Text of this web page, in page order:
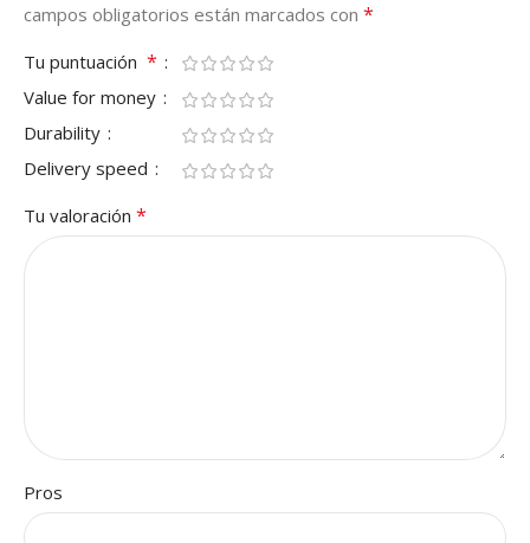
campos obligatorios están marcados con *
Tu puntuación *
Value for money
Durability
Delivery speed
Tu valoración *
Pros